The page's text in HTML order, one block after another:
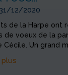
12/2020
de la Harpe ont
de voeux de la
Cécile. Un grand
plus